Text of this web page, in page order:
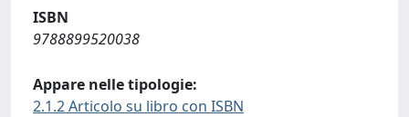
ISBN
9788899520038
Appare nelle tipologie:
2.1.2 Articolo su libro con ISBN